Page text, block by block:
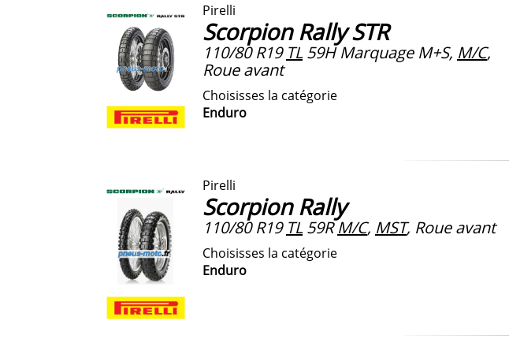
Pirelli
Scorpion Rally STR
110/80 R19 TL59H Marquage M+S, M/C,
Roue avant
Choisisses la catégorie
Enduro
Pirelli
Scorpion Rally
110/80 R19 TL59RM/C, MST, Roue avant
Choisisses la catégorie
Enduro